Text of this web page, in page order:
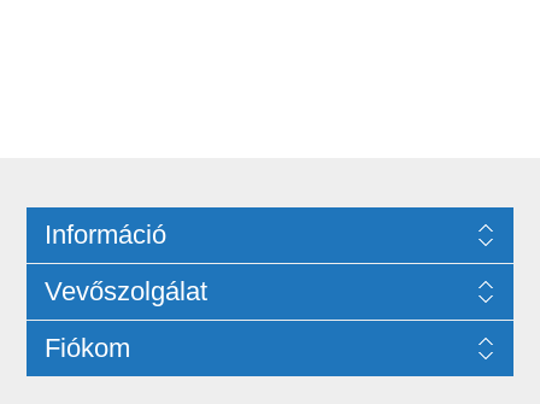
Információ
Vevőszolgálat
Fiókom